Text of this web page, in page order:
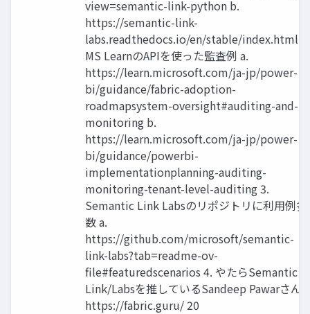
view=semantic-link-python b.
https://semantic-link-
labs.readthedocs.io/en/stable/index.html 2.
MS LearnのAPIを使った監査例 a.
https://learn.microsoft.com/ja-jp/power-
bi/guidance/fabric-adoption-
roadmapsystem-oversight#auditing-and-
monitoring b.
https://learn.microsoft.com/ja-jp/power-
bi/guidance/powerbi-
implementationplanning-auditing-
monitoring-tenant-level-auditing 3.
Semantic Link Labsのリポジトリに利用例多
数 a.
https://github.com/microsoft/semantic-
link-labs?tab=readme-ov-
file#featuredscenarios 4. やたらSemantic
Link/Labsを推しているSandeep Pawarさん
https://fabric.guru/ 20